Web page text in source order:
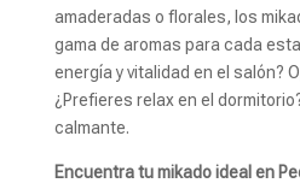
amaderadas o florales, los
gama de aromas para cada
energía y vitalidad en el salón?
¿Prefieres relax en el
calmante.
Encuentra tu mikado ideal en